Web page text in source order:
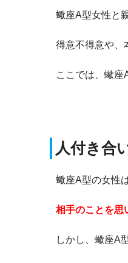
蠍座A型女性と
得意不得意や、
ここでは、蠍座
人付き合
蠍座A型の女性
相手のことを思
しかし、蠍座A